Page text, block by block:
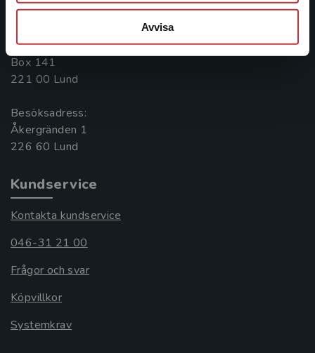
Avvisa
Postadress:
Box 141
221 00 Lund
Besöksadress:
Åkergränden 1
Kundservice
Kontakta kundservice
046-31 21 00
Frågor och svar
Köpvillkor
Systemkrav